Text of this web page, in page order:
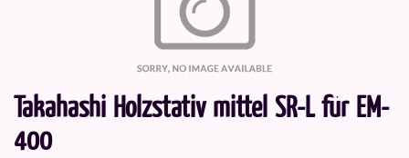
Takahashi Holzstativ mittel SR-L für EM-
400